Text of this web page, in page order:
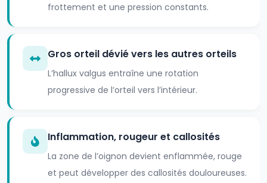
frottement et une pression constants.
Gros orteil dévié vers les autres orteils
L’hallux valgus entraîne une rotation
progressive de l’orteil vers l’intérieur.
Inflammation, rougeur et callosités
La zone de l’oignon devient enflammée, rouge
et peut développer des callosités douloureuses.